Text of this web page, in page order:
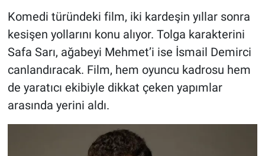
Komedi türündeki film, iki kardeşin yıllar sonra
kesişen yollarını konu alıyor. Tolga karakterini
Safa Sarı, ağabeyi Mehmet’i ise İsmail Demirci
canlandıracak. Film, hem oyuncu kadrosu hem
de yaratıcı ekibiyle dikkat çeken yapımlar
arasında yerini aldı.